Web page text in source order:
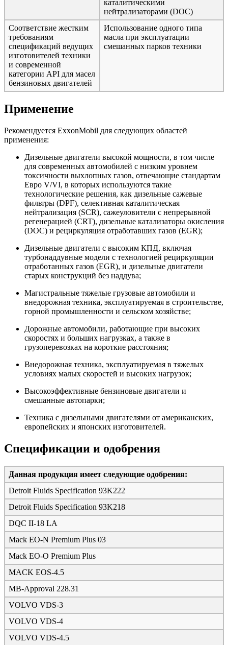
каталитическими
нейтрализаторами (DOC)
Соответствие жестким
требованиям
спецификаций ведущих
изготовителей техники
и современной
категории API для масел
бензиновых двигателей
Использование одного типа
масла при эксплуатации
смешанных парков техники
Применение
Рекомендуется ExxonMobil для следующих областей
применения:
Дизельные двигатели высокой мощности, в том числе
для современных автомобилей с низким уровнем
токсичности выхлопных газов, отвечающие стандартам
Евро V/VI, в которых используются такие
технологические решения, как дизельные сажевые
фильтры (DPF), селективная каталитическая
нейтрализация (SCR), сажеуловители с непрерывной
регенерацией (CRT), дизельные катализаторы окисления
(DOC) и рециркуляция отработавших газов (EGR);
Дизельные двигатели с высоким КПД, включая
турбонаддувные модели с технологией рециркуляции
отработанных газов (EGR), и дизельные двигатели
старых конструкций без наддува;
Магистральные тяжелые грузовые автомобили и
внедорожная техника, эксплуатируемая в строительстве,
горной промышленности и сельском хозяйстве;
Дорожные автомобили, работающие при высоких
скоростях и больших нагрузках, а также в
грузоперевозках на короткие расстояния;
Внедорожная техника, эксплуатируемая в тяжелых
условиях малых скоростей и высоких нагрузок;
Высокоэффективные бензиновые двигатели и
смешанные автопарки;
Техника с дизельными двигателями от американских,
европейских и японских изготовителей.
Спецификации и одобрения
Данная продукция имеет следующие одобрения:
Detroit Fluids Specification 93K222
Detroit Fluids Specification 93K218
DQC II-18 LA
Mack EO-N Premium Plus 03
Mack EO-O Premium Plus
MACK EOS-4.5
MB-Approval 228.31
VOLVO VDS-3
VOLVO VDS-4
VOLVO VDS-4.5